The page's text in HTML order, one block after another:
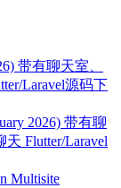
带有聊天室、
Laravel源码下
2026) 带有聊
Flutter/Laravel
Multisite